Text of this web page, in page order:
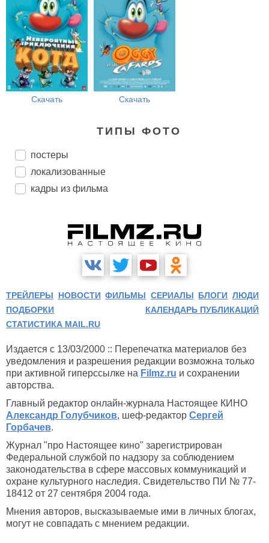
Скачать Скачать
ТИПЫ ФОТО
постеры
локализованные
кадры из фильма
ТРЕЙЛЕРЫ НОВОСТИ ФИЛЬМЫ СЕРИАЛЫ БЛОГИ ЛЮДИ
ПОДБОРКИ
КАЛЕНДАРЬ ПУБЛИКАЦИЙ
СТАТИСТИКА MAIL.RU
Издается с 13/03/2000 :: Перепечатка материалов без
уведомления и разрешения редакции возможна только
при активной гиперссылке на Filmz.ru и сохранении
авторства.
Главный редактор онлайн-журнала Настоящее КИНО
Александр Голубчиков, шеф-редактор Сергей
Горбачев.
Журнал "про Настоящее кино" зарегистрирован
Федеральной службой по надзору за соблюдением
законодательства в сфере массовых коммуникаций и
охране культурного наследия. Свидетельство ПИ № 77-
18412 от 27 сентября 2004 года.
Мнения авторов, высказываемые ими в личных блогах,
могут не совпадать с мнением редакции.